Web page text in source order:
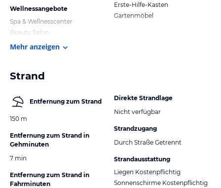
Wellnessangebote
Spa & Wellnesscenter
Beauty Salon
Erste-Hilfe-Kasten
Gartenmöbel
Mehr anzeigen
Strand
Entfernung zum Strand
150 m
Entfernung zum Strand in
Gehminuten
7 min
Entfernung zum Strand in
Fahrminuten
Direkte Strandlage
Nicht verfügbar
Strandzugang
Durch Straße Getrennt
Strandausstattung
Liegen Kostenpflichtig
Sonnenschirme Kostenpflichtig